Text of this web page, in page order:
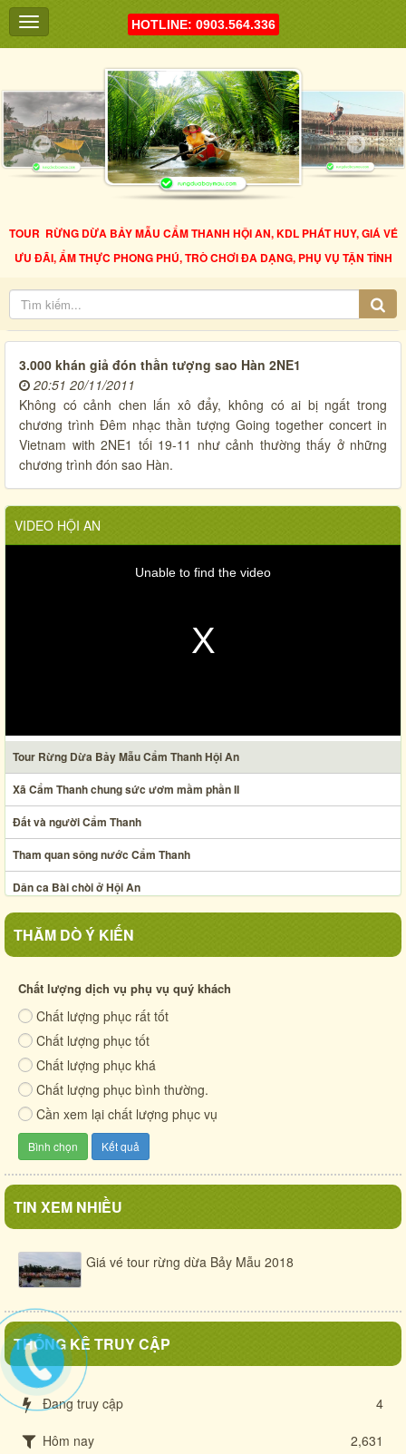
HOTLINE: 0903.564.336
TOUR RỪNG DỪA BẢY MẪU CẨM THANH HỘI AN, KDL PHÁT HUY, GIÁ VÉ
ƯU ĐÃI, ẨM THỰC PHONG PHÚ, TRÒ CHƠI ĐA DẠNG, PHỤ VỤ TẬN TÌNH
3.000 khán giả đón thần tượng sao Hàn 2NE1
20:51 20/11/2011
Không có cảnh chen lấn xô đẩy, không có ai bị ngất trong
chương trình Đêm nhạc thần tượng Going together concert in
Vietnam with 2NE1 tối 19-11 như cảnh thường thấy ở những
chương trình đón sao Hàn.
VIDEO HỘI AN
Unable to find the video
Tour Rừng Dừa Bảy Mẫu Cẩm Thanh Hội An
Xã Cẩm Thanh chung sức ươm mầm phần II
Đất và người Cẩm Thanh
Tham quan sông nước Cẩm Thanh
Dân ca Bài chòi ở Hội An
Xã Cẩm Thanh chung sức ươm mầm phần I
Cuộc sống quê xưa
Cẩm Thanh - mảnh đất anh hùng
THĂM DÒ Ý KIẾN
Chất lượng dịch vụ phụ vụ quý khách
Chất lượng phục rất tốt
Chất lượng phục tốt
Chất lượng phục khá
Chất lượng phục bình thường.
Cần xem lại chất lượng phục vụ
TIN XEM NHIỀU
Giá vé tour rừng dừa Bảy Mẫu 2018
THỐNG KÊ TRUY CẬP
Đang truy cập 4
Hôm nay
2,631